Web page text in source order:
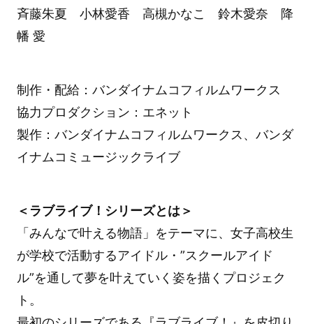
斉藤朱夏 小林愛香 高槻かなこ 鈴木愛奈 降
幡 愛
制作・配給：バンダイナムコフィルムワークス
協力プロダクション：エネット
製作：バンダイナムコフィルムワークス、バンダ
イナムコミュージックライブ
＜ラブライブ！シリーズとは＞
「みんなで叶える物語」をテーマに、女子高校生
が学校で活動するアイドル・”スクールアイド
ル”を通して夢を叶えていく姿を描くプロジェク
ト。